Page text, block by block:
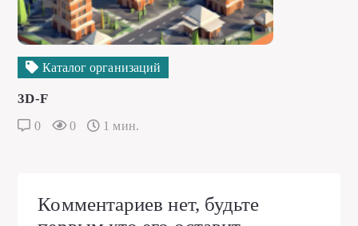
Каталог организаций
3D-F
0 0 1 мин.
Комментариев нет, будьте